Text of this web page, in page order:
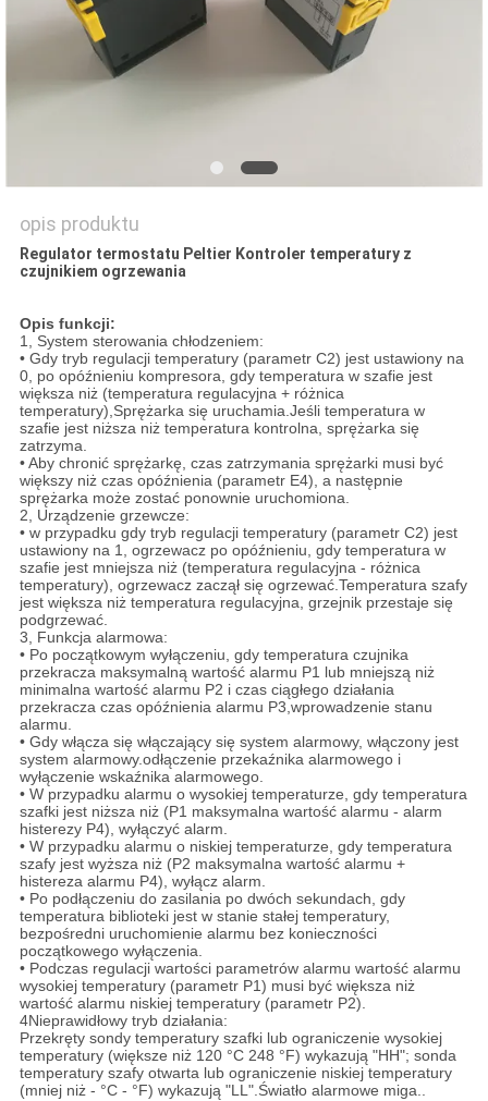
opis produktu
Regulator termostatu Peltier Kontroler temperatury z
czujnikiem ogrzewania
Opis funkcji:
1, System sterowania chłodzeniem:
• Gdy tryb regulacji temperatury (parametr C2) jest ustawiony na
0, po opóźnieniu kompresora, gdy temperatura w szafie jest
większa niż (temperatura regulacyjna + różnica
temperatury),Sprężarka się uruchamia.Jeśli temperatura w
szafie jest niższa niż temperatura kontrolna, sprężarka się
zatrzyma.
• Aby chronić sprężarkę, czas zatrzymania sprężarki musi być
większy niż czas opóźnienia (parametr E4), a następnie
sprężarka może zostać ponownie uruchomiona.
2, Urządzenie grzewcze:
• w przypadku gdy tryb regulacji temperatury (parametr C2) jest
ustawiony na 1, ogrzewacz po opóźnieniu, gdy temperatura w
szafie jest mniejsza niż (temperatura regulacyjna - różnica
temperatury), ogrzewacz zaczął się ogrzewać.Temperatura szafy
jest większa niż temperatura regulacyjna, grzejnik przestaje się
podgrzewać.
3, Funkcja alarmowa:
• Po początkowym wyłączeniu, gdy temperatura czujnika
przekracza maksymalną wartość alarmu P1 lub mniejszą niż
minimalna wartość alarmu P2 i czas ciągłego działania
przekracza czas opóźnienia alarmu P3,wprowadzenie stanu
alarmu.
• Gdy włącza się włączający się system alarmowy, włączony jest
system alarmowy.odłączenie przekaźnika alarmowego i
wyłączenie wskaźnika alarmowego.
• W przypadku alarmu o wysokiej temperaturze, gdy temperatura
szafki jest niższa niż (P1 maksymalna wartość alarmu - alarm
histerezy P4), wyłączyć alarm.
• W przypadku alarmu o niskiej temperaturze, gdy temperatura
szafy jest wyższa niż (P2 maksymalna wartość alarmu +
histereza alarmu P4), wyłącz alarm.
• Po podłączeniu do zasilania po dwóch sekundach, gdy
temperatura biblioteki jest w stanie stałej temperatury,
bezpośredni uruchomienie alarmu bez konieczności
początkowego wyłączenia.
• Podczas regulacji wartości parametrów alarmu wartość alarmu
wysokiej temperatury (parametr P1) musi być większa niż
wartość alarmu niskiej temperatury (parametr P2).
4Nieprawidłowy tryb działania:
Przekręty sondy temperatury szafki lub ograniczenie wysokiej
temperatury (większe niż 120 °C 248 °F) wykazują "HH"; sonda
temperatury szafy otwarta lub ograniczenie niskiej temperatury
(mniej niż - °C - °F) wykazują "LL".Światło alarmowe miga..